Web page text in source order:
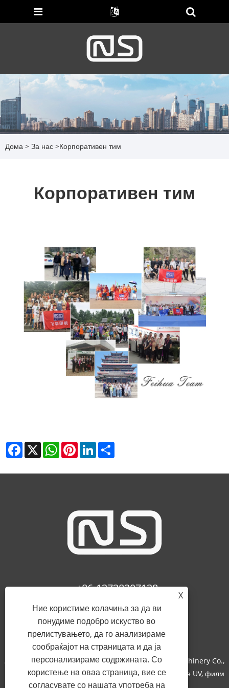
Дома > За нас >Корпоративен тим
Корпоративен тим
Facebook
X WhatsAppPinterestLinkedIn
+86-13738307138
info@newstar-machine.com
Авторски права © 2022 Wenzhou Feihua Printing Machinery Co.,
Ltd. - Машина за ламинирање, машина за обложување UV, филм
X
Ние користиме колачиња за да ви
понудиме подобро искуство во
прелистувањето, да го анализираме
сообраќајот на страницата и да ја
персонализираме содржината. Со
користење на оваа страница, вие се
согласувате со нашата употреба на